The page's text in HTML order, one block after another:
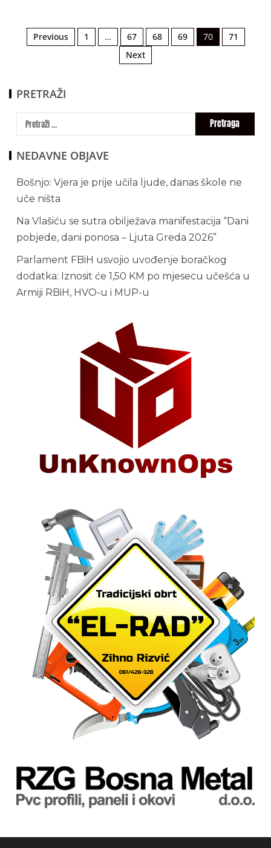
Previous 1 … 67 68 69 70
71
Next
PRETRAŽI
NEDAVNE OBJAVE
Bošnjo: Vjera je prije učila ljude, danas škole ne
uče ništa
Na Vlašiću se sutra obilježava manifestacija “Dani
pobjede, dani ponosa – Ljuta Greda 2026”
Parlament FBiH usvojio uvođenje boračkog
dodatka: Iznosit će 1,50 KM po mjesecu učešća u
Armiji RBiH, HVO-u i MUP-u